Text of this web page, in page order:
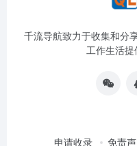
千流导航致力于收集和分
工作生活提
申请收录 免责